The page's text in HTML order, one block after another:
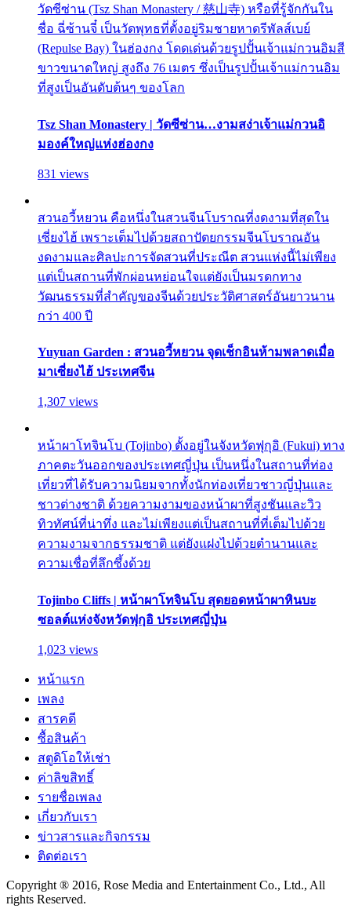
วัดซีซ่าน (Tsz Shan Monastery / 慈山寺) หรือที่รู้จักกันใน
ชื่อ ฉี่ซ้านจี๋ เป็นวัดพุทธที่ตั้งอยู่ริมชายหาดรีพัลส์เบย์
(Repulse Bay) ในฮ่องกง โดดเด่นด้วยรูปปั้นเจ้าแม่กวนอิมสี
ขาวขนาดใหญ่ สูงถึง 76 เมตร ซึ่งเป็นรูปปั้นเจ้าแม่กวนอิม
ที่สูงเป็นอันดับต้นๆ ของโลก
Tsz Shan Monastery | วัดซีซ่าน…งามสง่าเจ้าแม่กวนอิ
มองค์ใหญ่แห่งฮ่องกง
831 views
สวนอวี้หยวน คือหนึ่งในสวนจีนโบราณที่งดงามที่สุดใน
เซี่ยงไฮ้ เพราะเต็มไปด้วยสถาปัตยกรรมจีนโบราณอัน
งดงามและศิลปะการจัดสวนที่ประณีต สวนแห่งนี้ไม่เพียง
แต่เป็นสถานที่พักผ่อนหย่อนใจแต่ยังเป็นมรดกทาง
วัฒนธรรมที่สำคัญของจีนด้วยประวัติศาสตร์อันยาวนาน
กว่า 400 ปี
Yuyuan Garden : สวนอวี้หยวน จุดเช็กอินห้ามพลาดเมื่อ
มาเซี่ยงไฮ้ ประเทศจีน
1,307 views
หน้าผาโทจินโบ (Tojinbo) ตั้งอยู่ในจังหวัดฟุกุอิ (Fukui) ทาง
ภาคตะวันออกของประเทศญี่ปุ่น เป็นหนึ่งในสถานที่ท่อง
เที่ยวที่ได้รับความนิยมจากทั้งนักท่องเที่ยวชาวญี่ปุ่นและ
ชาวต่างชาติ ด้วยความงามของหน้าผาที่สูงชันและวิว
ทิวทัศน์ที่น่าทึ่ง และไม่เพียงแต่เป็นสถานที่ที่เต็มไปด้วย
ความงามจากธรรมชาติ แต่ยังแฝงไปด้วยตำนานและ
ความเชื่อที่ลึกซึ้งด้วย
Tojinbo Cliffs | หน้าผาโทจินโบ สุดยอดหน้าผาหินบะ
ซอลต์แห่งจังหวัดฟุกุอิ ประเทศญี่ปุ่น
1,023 views
หน้าแรก
เพลง
สารคดี
ซื้อสินค้า
สตูดิโอให้เช่า
ค่าลิขสิทธิ์
รายชื่อเพลง
เกี่ยวกับเรา
ข่าวสารและกิจกรรม
ติดต่อเรา
Copyright ® 2016, Rose Media and Entertainment Co., Ltd., All
rights Reserved.